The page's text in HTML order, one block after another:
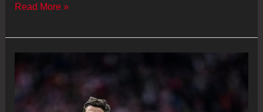
Leo
compra
UE
Read More »